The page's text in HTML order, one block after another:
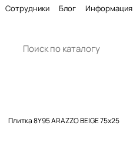
Сотрудники Блог Информация
Плитка 8Y95 ARAZZO BEIGE 75x25